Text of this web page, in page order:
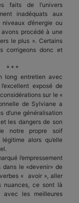
faits de l’univers
inadéquats aux
d’énergie ou
procédé à une
le plus ». Certains
corrigeons donc et
* * *
long entretien avec
exposé de
sur le «
de Sylviane a
d’une généralisation
les dangers de son
notre propre soif
alors qu’elle
l’empressement
le «devenir» de
« avoir », aller
nuances, ce sont là
les meilleures